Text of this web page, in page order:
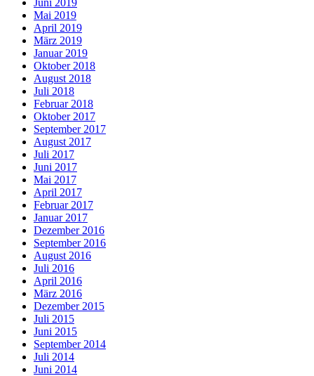
Mai 2019
April 2019
März 2019
Januar 2019
Oktober 2018
August 2018
Juli 2018
Februar 2018
Oktober 2017
September 2017
August 2017
Juli 2017
Juni 2017
Mai 2017
April 2017
Februar 2017
Januar 2017
Dezember 2016
September 2016
August 2016
Juli 2016
April 2016
März 2016
Dezember 2015
Juli 2015
Juni 2015
September 2014
Juli 2014
Juni 2014